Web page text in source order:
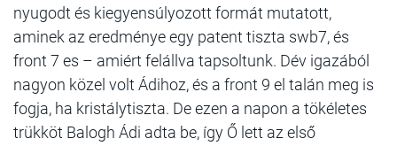
nyugodt és kiegyensúlyozott formát mutatott,
aminek az eredménye egy patent tiszta swb7, és
front 7 es – amiért felállva tapsoltunk. Dév igazából
nagyon közel volt Ádihoz, és a front 9 el talán meg is
fogja, ha kristálytiszta. De ezen a napon a tökéletes
trükköt Balogh Ádi adta be, így Ő lett az első